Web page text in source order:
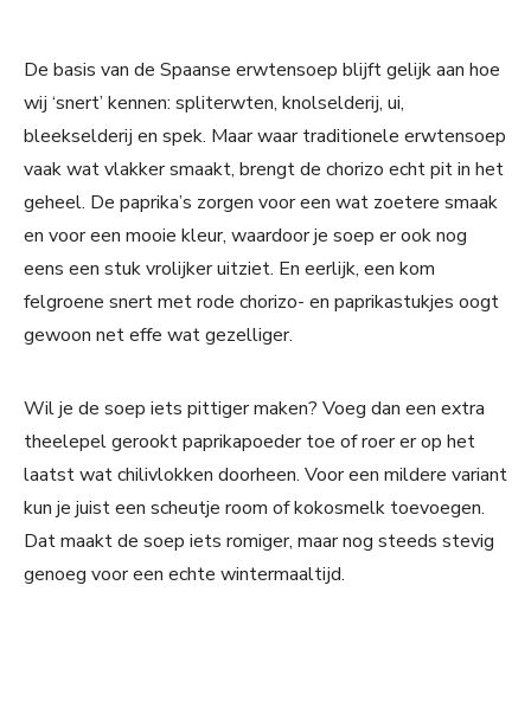
De basis van de Spaanse erwtensoep blijft gelijk aan hoe
wij ‘snert’ kennen: spliterwten, knolselderij, ui,
bleekselderij en spek. Maar waar traditionele erwtensoep
vaak wat vlakker smaakt, brengt de chorizo echt pit in het
geheel. De paprika’s zorgen voor een wat zoetere smaak
en voor een mooie kleur, waardoor je soep er ook nog
eens een stuk vrolijker uitziet. En eerlijk, een kom
felgroene snert met rode chorizo- en paprikastukjes oogt
gewoon net effe wat gezelliger.
Wil je de soep iets pittiger maken? Voeg dan een extra
theelepel gerookt paprikapoeder toe of roer er op het
laatst wat chilivlokken doorheen. Voor een mildere variant
kun je juist een scheutje room of kokosmelk toevoegen.
Dat maakt de soep iets romiger, maar nog steeds stevig
genoeg voor een echte wintermaaltijd.